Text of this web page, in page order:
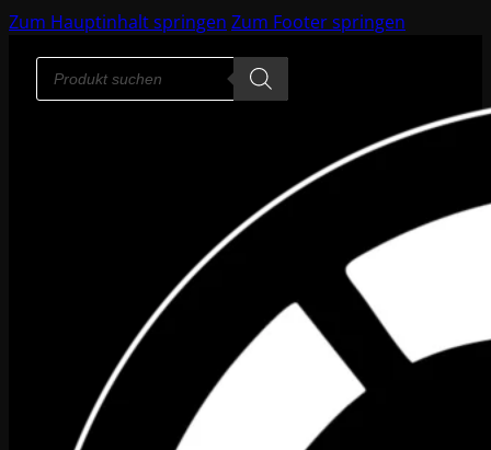
Zum Hauptinhalt springen Zum Footer springen
Products
search